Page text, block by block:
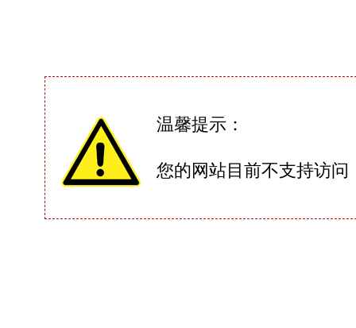
温馨提示：
您的网站目前不支持访